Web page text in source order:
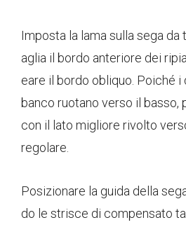
Imposta la lama sulla sega da
aglia il bordo anteriore dei
eare il bordo obliquo. Poiché i
banco ruotano verso il basso,
con il lato migliore rivolto
regolare.
Posizionare la guida della
do le strisce di compensato